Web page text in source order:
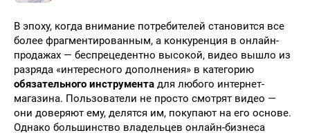
В эпоху, когда внимание потребителей становится все
более фрагментированным, а конкуренция в онлайн-
продажах — беспрецедентно высокой, видео вышло из
разряда «интересного дополнения» в категорию
обязательного инструмента для любого интернет-
магазина. Пользователи не просто смотрят видео —
они доверяют ему, делятся им, покупают на его основе.
Однако большинство владельцев онлайн-бизнеса